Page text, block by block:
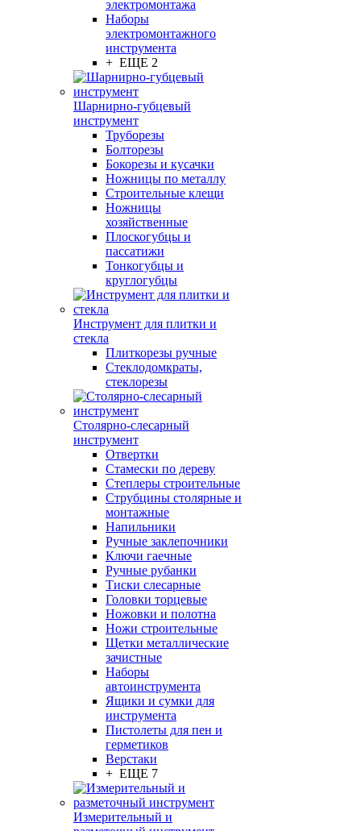
электромонтажа
Наборы
электромонтажного
инструмента
+ ЕЩЕ 2
Шарнирно-губцевый
инструмент
Труборезы
Болторезы
Бокорезы и кусачки
Ножницы по металлу
Строительные клещи
Ножницы
хозяйственные
Плоскогубцы и
пассатижи
Тонкогубцы и
круглогубцы
Инструмент для плитки и
стекла
Плиткорезы ручные
Стеклодомкраты,
стеклорезы
Столярно-слесарный
инструмент
Отвертки
Стамески по дереву
Степлеры строительные
Струбцины столярные и
монтажные
Напильники
Ручные заклепочники
Ключи гаечные
Ручные рубанки
Тиски слесарные
Головки торцевые
Ножовки и полотна
Ножи строительные
Щетки металлические
зачистные
Наборы
автоинструмента
Ящики и сумки для
инструмента
Пистолеты для пен и
герметиков
Верстаки
+ ЕЩЕ 7
Измерительный и